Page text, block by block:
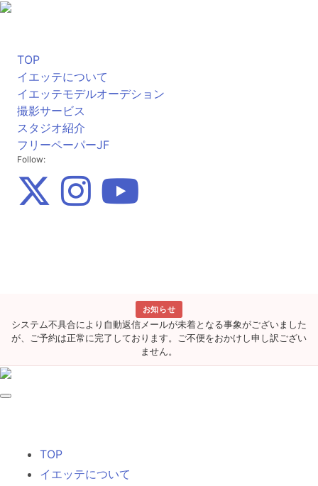
TOP
イエッテについて
イエッテモデルオーデション
撮影サービス
スタジオ紹介
フリーペーパーJF
Follow:
お知らせ
システム不具合により自動返信メールが未着となる事象がございました
が、ご予約は正常に完了しております。ご不便をおかけし申し訳ござい
ません。
TOP
イエッテについて